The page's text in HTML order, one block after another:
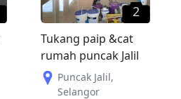
2
Tukang paip &cat
rumah puncak Jalil
Puncak Jalil,
Selangor